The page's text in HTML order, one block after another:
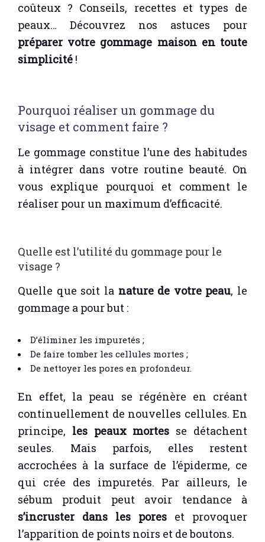
coûteux ? Conseils, recettes et types de
peaux… Découvrez nos astuces pour
préparer votre gommage maison en toute
simplicité !
Pourquoi réaliser un gommage du
visage et comment faire ?
Le gommage constitue l’une des habitudes
à intégrer dans votre routine beauté. On
vous explique pourquoi et comment le
réaliser pour un maximum d’efficacité.
Quelle est l’utilité du gommage pour le
visage ?
Quelle que soit la nature de votre peau, le
gommage a pour but :
D’éliminer les impuretés ;
De faire tomber les cellules mortes ;
De nettoyer les pores en profondeur.
En effet, la peau se régénère en créant
continuellement de nouvelles cellules. En
principe, les peaux mortes se détachent
seules. Mais parfois, elles restent
accrochées à la surface de l’épiderme, ce
qui crée des impuretés. Par ailleurs, le
sébum produit peut avoir tendance à
s’incruster dans les pores et provoquer
l’apparition de points noirs et de boutons.